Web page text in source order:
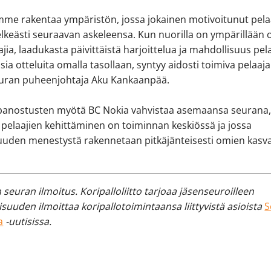
rakentaa ympäristön, jossa jokainen motivoitunut
seuraavan askeleensa. Kun nuorilla on ympärillään
laadukasta päivittäistä harjoittelua ja mahdollisuus
otteluita omalla tasollaan, syntyy aidosti toimiva
puheenjohtaja Aku Kankaanpää.
myötä BC Nokia vahvistaa asemaansa
kehittäminen on toiminnan keskiössä ja jossa
menestystä rakennetaan pitkäjänteisesti omien
seuran ilmoitus. Koripalloliitto tarjoaa jäsenseuroilleen
ilmoittaa koripallotoimintaansa liittyvistä asioista
-uutisissa.